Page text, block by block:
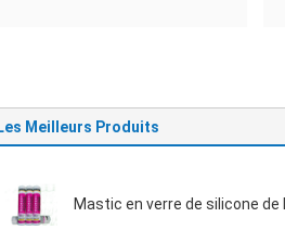
Les Meilleurs Produits
Mastic en verre de silicone de